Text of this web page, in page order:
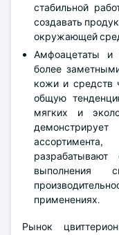
стабильной
создавать
окружающей
Амфоацетаты и
более
кожи и средств
общую
мягких и
выполнения
применениях.
Рынок